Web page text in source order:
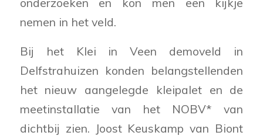
nemen in het veld.
Bij het Klei in Veen demoveld in
Delfstrahuizen konden belangstellenden
het nieuw aangelegde kleipalet en de
meetinstallatie van het NOBV* van
dichtbij zien. Joost Keuskamp van Biont